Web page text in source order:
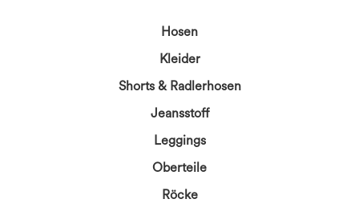
Hosen
Kleider
Shorts & Radlerhosen
Jeansstoff
Leggings
Oberteile
Röcke